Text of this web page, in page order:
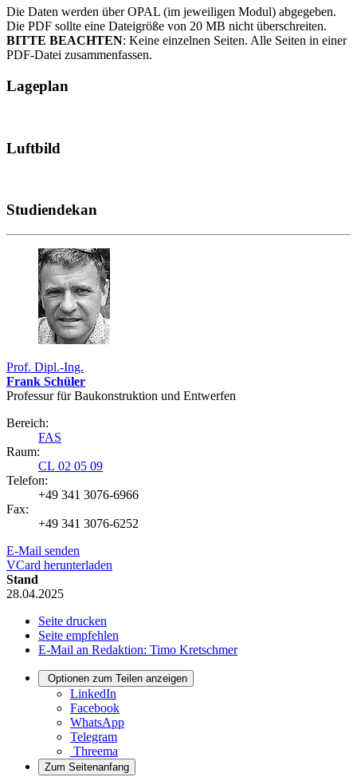
Die Daten werden über OPAL (im jeweiligen Modul) abgegeben.
Die PDF sollte eine Dateigröße von 20 MB nicht überschreiten.
BITTE BEACHTEN: Keine einzelnen Seiten. Alle Seiten in einer
PDF-Datei zusammenfassen.
Lageplan
Luftbild
Studiendekan
Prof. Dipl.-Ing.
Frank Schüler
Professur für Bau­konstruk­tion und Entwerfen
Bereich:
FAS
Raum:
CL 02 05 09
Telefon:
+49 341 3076-6966
Fax:
+49 341 3076-6252
E-Mail senden
VCard herunterladen
Stand
28.04.2025
Seite drucken
Seite empfehlen
E-Mail an Redaktion: Timo Kretschmer
Optionen zum Teilen anzeigen
LinkedIn
Facebook
WhatsApp
Telegram
Threema
Zum Seitenanfang